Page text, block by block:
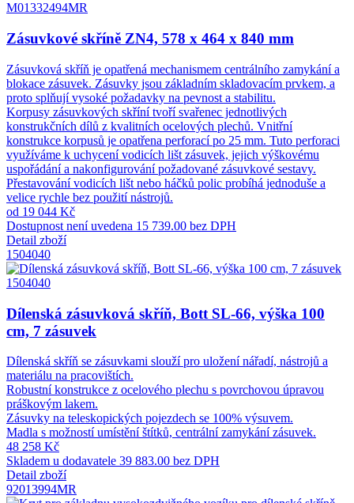
M01332494MR
Zásuvkové skříně ZN4, 578 x 464 x 840 mm
Zásuvková skříň je opatřená mechanismem centrálního zamykání a
blokace zásuvek. Zásuvky jsou základním skladovacím prvkem, a
proto splňují vysoké požadavky na pevnost a stabilitu.
Korpusy zásuvkových skříní tvoří svařenec jednotlivých
konstrukčních dílů z kvalitních ocelových plechů. Vnitřní
konstrukce korpusů je opatřena perforací po 25 mm. Tuto perforaci
využíváme k uchycení vodicích lišt zásuvek, jejich výškovému
uspořádání a nakonfigurování požadované zásuvkové sestavy.
Přestavování vodicích lišt nebo háčků polic probíhá jednoduše a
velice rychle bez použití nástrojů.
od 19 044 Kč
Dostupnost není uvedena 15 739.00 bez DPH
Detail zboží
1504040
1504040
Dílenská zásuvková skříň, Bott SL-66, výška 100
cm, 7 zásuvek
Dílenská skříň se zásuvkami slouží pro uložení nářadí, nástrojů a
materiálu na pracovištích.
Robustní konstrukce z ocelového plechu s povrchovou úpravou
práškovým lakem.
Zásuvky na teleskopických pojezdech se 100% výsuvem.
Madla s možností umístění štítků, centrální zamykání zásuvek.
48 258 Kč
Skladem u dodavatele 39 883.00 bez DPH
Detail zboží
92013994MR